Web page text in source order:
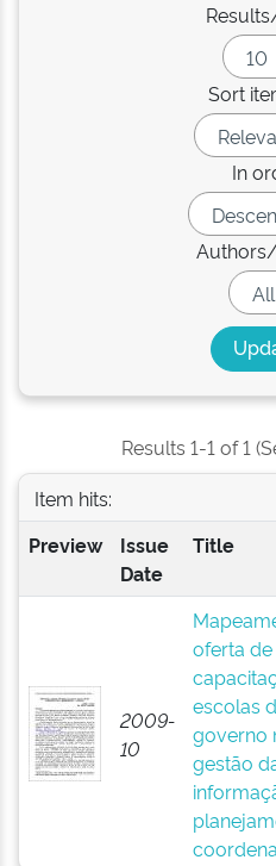
Sort
In
Results 1-1 of 1
Item hits:
Preview
Issue
Date
Title
2009-
10
oferta de
escolas
governo
gestão